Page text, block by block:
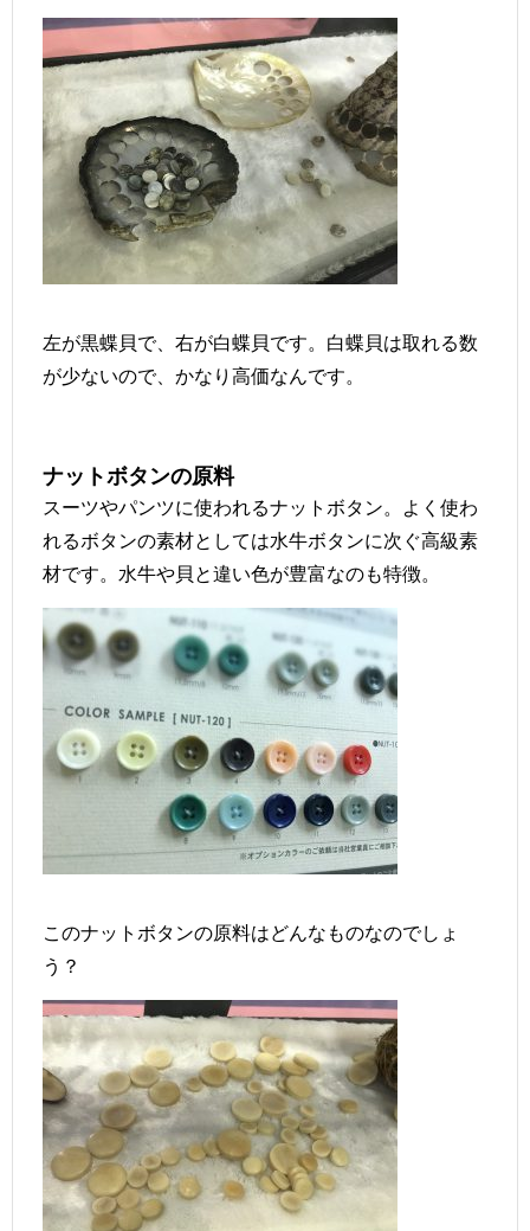
左が黒蝶貝で、右が白蝶貝です。白蝶貝は取れる数
が少ないので、かなり高価なんです。
ナットボタンの原料
スーツやパンツに使われるナットボタン。よく使わ
れるボタンの素材としては水牛ボタンに次ぐ高級素
材です。水牛や貝と違い色が豊富なのも特徴。
このナットボタンの原料はどんなものなのでしょ
う？